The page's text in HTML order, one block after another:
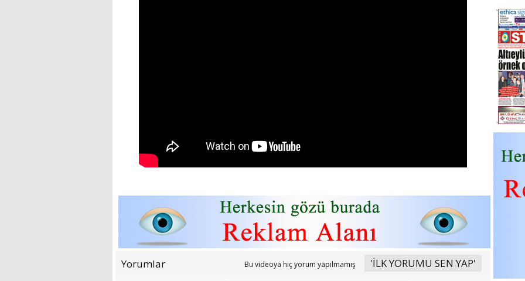
Yorumlar Bu videoya hiç yorum yapılmamış 'İLK YORUMU SEN YAP'